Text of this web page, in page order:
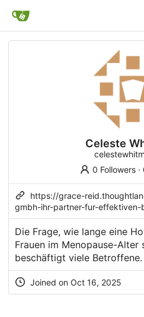
Celeste
0 Followers·
https://grace-
gmbh-ihr-partner-fur-effektiven-
Die Frage, wie lange eine
Frauen im Menopause-Alter
beschäftigt viele Betroffene.
Joined on Oct 16, 2025